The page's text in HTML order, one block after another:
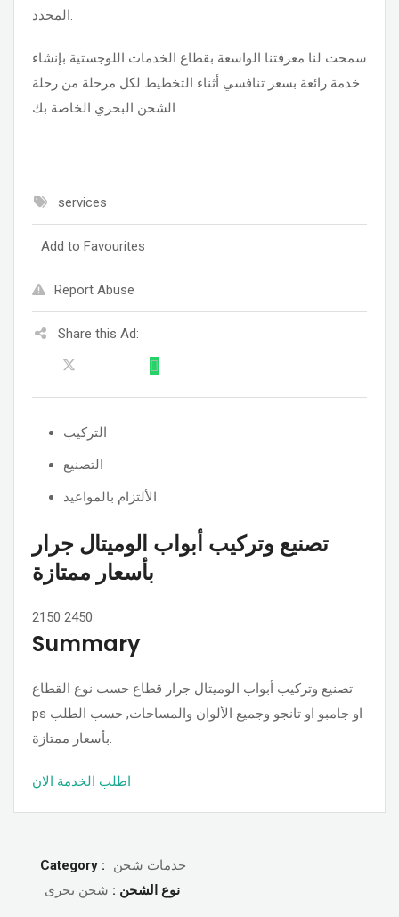
المحدد.
سمحت لنا معرفتنا الواسعة بقطاع الخدمات اللوجستية بإنشاء
خدمة رائعة بسعر تنافسي أثناء التخطيط لكل مرحلة من رحلة
الشحن البحري الخاصة بك.
services
Add to Favourites
Report Abuse
Share this Ad:
التركيب
التصنيع
الألتزام بالمواعيد
تصنيع وتركيب أبواب الوميتال جرار
بأسعار ممتازة
2150 2450
Summary
تصنيع وتركيب أبواب الوميتال جرار قطاع حسب نوع القطاع
ps او جامبو او تانجو وجميع الألوان والمساحات, حسب الطلب
بأسعار ممتازة.
اطلب الخدمة الان
Category :
خدمات شحن
نوع الشحن : شحن بحرى